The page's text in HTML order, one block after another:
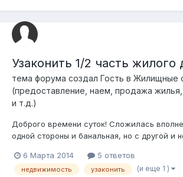
Узаконить 1/2 часть жилого
тема форума создал Гость в Жилищные
(предоставление, наем, продажа
и т.д.)
Доброго времени суток! Сложилась
одной стороны и банальная, но с другой и
вымышленные) владеют домом по 1/2
один, но половины изолированы так, что у
6 Марта 2014 5 ответов
недвижимость узаконить (и еще 1 )